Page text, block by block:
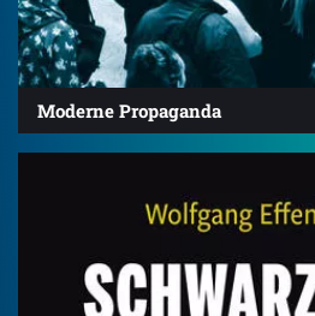
Moderne Propaganda